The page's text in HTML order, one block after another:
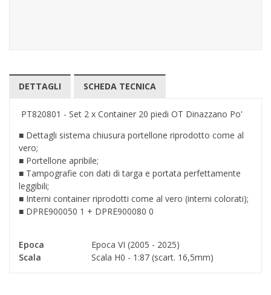
DETTAGLI SCHEDA TECNICA
PT820801 - Set 2 x Container 20 piedi OT Dinazzano Po'
■ Dettagli sistema chiusura portellone riprodotto come al
vero;
■ Portellone apribile;
■ Tampografie con dati di targa e portata perfettamente
leggibili;
■ Interni container riprodotti come al vero (interni colorati);
■ DPRE900050 1 + DPRE900080 0
Epoca
Epoca VI (2005 - 2025)
Scala
Scala H0 - 1:87 (scart. 16,5mm)